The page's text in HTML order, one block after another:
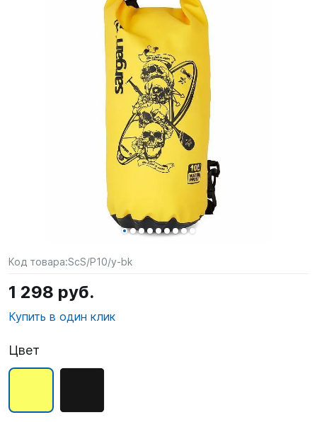
Код товара:ScS/P10/y-bk
1 298 руб.
Купить в один клик
Цвет